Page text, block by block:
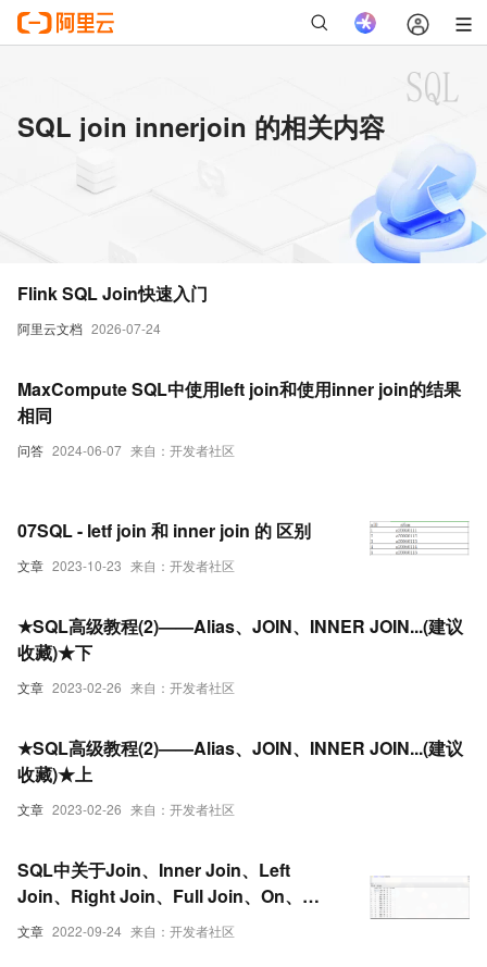
SQL join innerjoin 的相关内容
阿里云文档 2026-07-24
Flink SQL Join快速入门
问答 2024-06-07 来自：开发者社区
MaxCompute SQL中使用left join和使用inner join的结果
相同
文章 2023-10-23 来自：开发者社区
07SQL - letf join 和 inner join 的 区别
文章 2023-02-26 来自：开发者社区
★SQL高级教程(2)——Alias、JOIN、INNER JOIN...(建议
收藏)★下
文章 2023-02-26 来自：开发者社区
★SQL高级教程(2)——Alias、JOIN、INNER JOIN...(建议
收藏)★上
文章 2022-09-24 来自：开发者社区
SQL中关于Join、Inner Join、Left
Join、Right Join、Full Join、On、
Where区别